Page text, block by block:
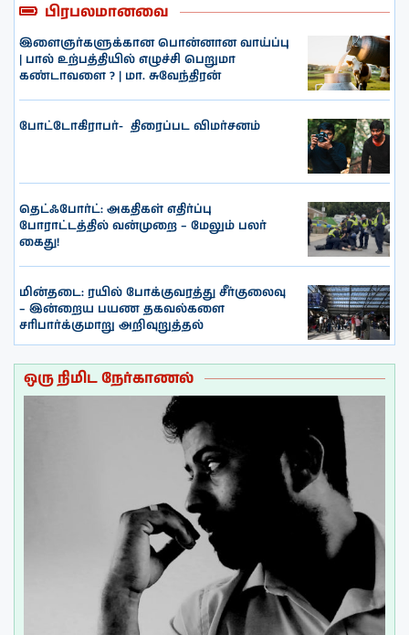
பிரபலமானவை
இளைஞர்களுக்கான பொன்னான வாய்ப்பு
| பால் உற்பத்தியில் எழுச்சி பெறுமா
கண்டாவளை ? | மா. சுவேந்திரன்
போட்டோகிராபர்- ‌ திரைப்பட விமர்சனம்
தெட்ஃபோர்ட்: அகதிகள் எதிர்ப்பு
போராட்டத்தில் வன்முறை – மேலும் பலர்
கைது!
மின்தடை: ரயில் போக்குவரத்து சீர்குலைவு
– இன்றைய பயண தகவல்களை
சரிபார்க்குமாறு அறிவுறுத்தல்
ஒரு நிமிட நேர்காணல்